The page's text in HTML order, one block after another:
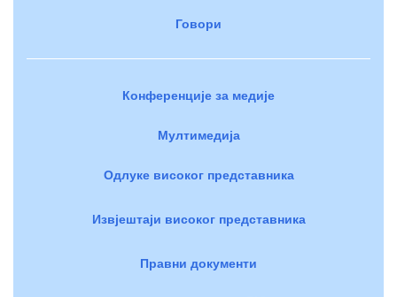
Говори
Конференције за медије
Мултимедија
Одлуке високог представника
Извјештаји високог представника
Правни документи